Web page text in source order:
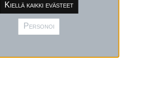
Kiellä kaikki evästeet
Personoi